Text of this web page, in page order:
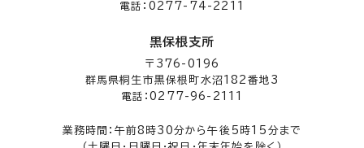
電話：0277-74-2211
黒保根支所
〒376-0196
群馬県桐生市黒保根町水沼182番地3
電話：0277-96-2111
業務時間：午前8時30分から午後5時15分まで